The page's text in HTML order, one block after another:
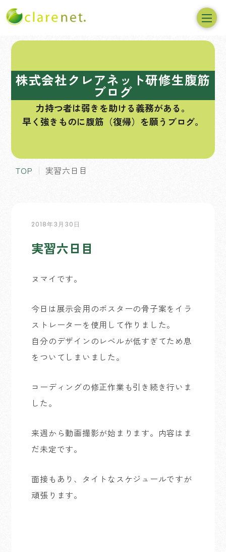
株式会社クレアネット研修生腹筋
ブログ
力持つ者は弱きを助ける義務がある。
早く強きものに腹筋（復帰）を願うブログ。
TOP 実習六日目
2018年3月30日
実習六日目
ヌマイです。
今日は展示会用のポスターの骨子案をイラ
ストレーターを使用して作りました。
自分のデザインのレベルが低すぎてため息
をついてしまいました。
コーディングの修正作業も引き続き行いま
した。
来週から動画撮影が始まります。内容はま
だ未定です。
面接もあり、タイトなスケジュールですが
頑張ります。